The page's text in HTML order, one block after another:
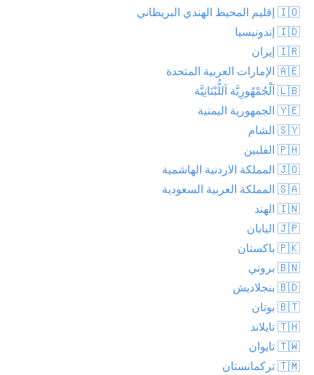
🇮🇴 إقليم المحيط الهندي البريطاني
🇮🇩 إندونيسيا
🇮🇷 إيران
🇦🇪 الإمارات العربية المتحدة
🇱🇧 اَلْجُمْهُورِيَّة اَللُّبْنَانِيَّة
🇾🇪 الجمهورية اليمنية
🇸🇾 الشام
🇵🇭 الفلبين
🇯🇴 المملكة الاردنية الهاشمية
🇸🇦 المملكة العربية السعودية
🇮🇳 الهند
🇯🇵 اليابان
🇵🇰 باكستان
🇧🇳 بروني
🇧🇩 بنجلاديش
🇧🇹 بوتان
🇹🇭 تايلاند
🇹🇼 تايوان
🇹🇲 تركمانستان